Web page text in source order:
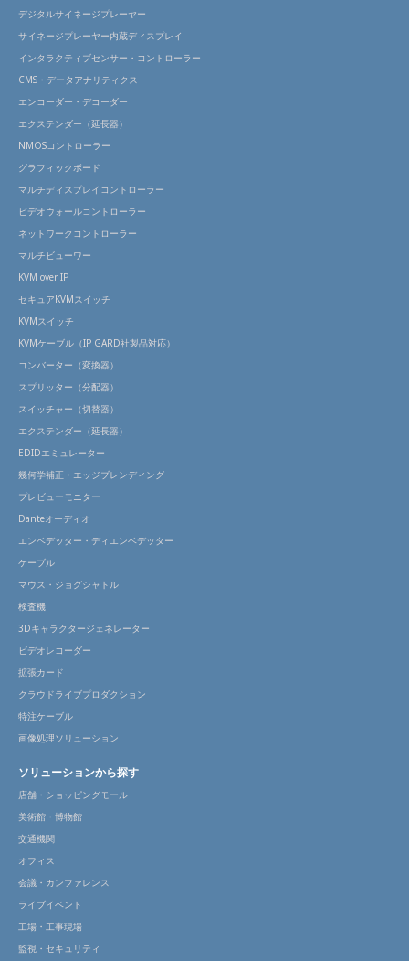
デジタルサイネージプレーヤー
サイネージプレーヤー内蔵ディスプレイ
インタラクティブセンサー・コントローラー
CMS・データアナリティクス
エンコーダー・デコーダー
エクステンダー（延長器）
NMOSコントローラー
グラフィックボード
マルチディスプレイコントローラー
ビデオウォールコントローラー
ネットワークコントローラー
マルチビューワー
KVM over IP
セキュアKVMスイッチ
KVMスイッチ
KVMケーブル（IP GARD社製品対応）
コンバーター（変換器）
スプリッター（分配器）
スイッチャー（切替器）
エクステンダー（延長器）
EDIDエミュレーター
幾何学補正・エッジブレンディング
プレビューモニター
Danteオーディオ
エンベデッター・ディエンベデッター
ケーブル
マウス・ジョグシャトル
検査機
3Dキャラクタージェネレーター
ビデオレコーダー
拡張カード
クラウドライブプロダクション
特注ケーブル
画像処理ソリューション
ソリューションから探す
店舗・ショッピングモール
美術館・博物館
交通機関
オフィス
会議・カンファレンス
ライブイベント
工場・工事現場
監視・セキュリティ